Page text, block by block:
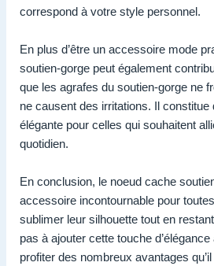
correspond à votre style personnel.
En plus d’être un accessoire mode
soutien-gorge peut également
que les agrafes du soutien-gorge ne
ne causent des irritations. Il constitue
élégante pour celles qui souhaitent
quotidien.
En conclusion, le noeud cache
accessoire incontournable pour
sublimer leur silhouette tout en
pas à ajouter cette touche
profiter des nombreux avantages